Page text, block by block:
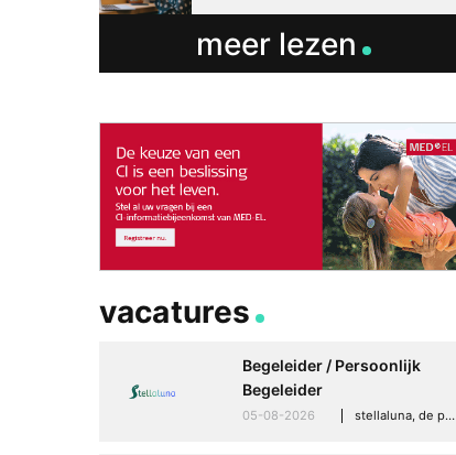
meer lezen
vacatures
Begeleider / Persoonlijk
Begeleider
05-08-2026 stellaluna, de punt (drenthe)